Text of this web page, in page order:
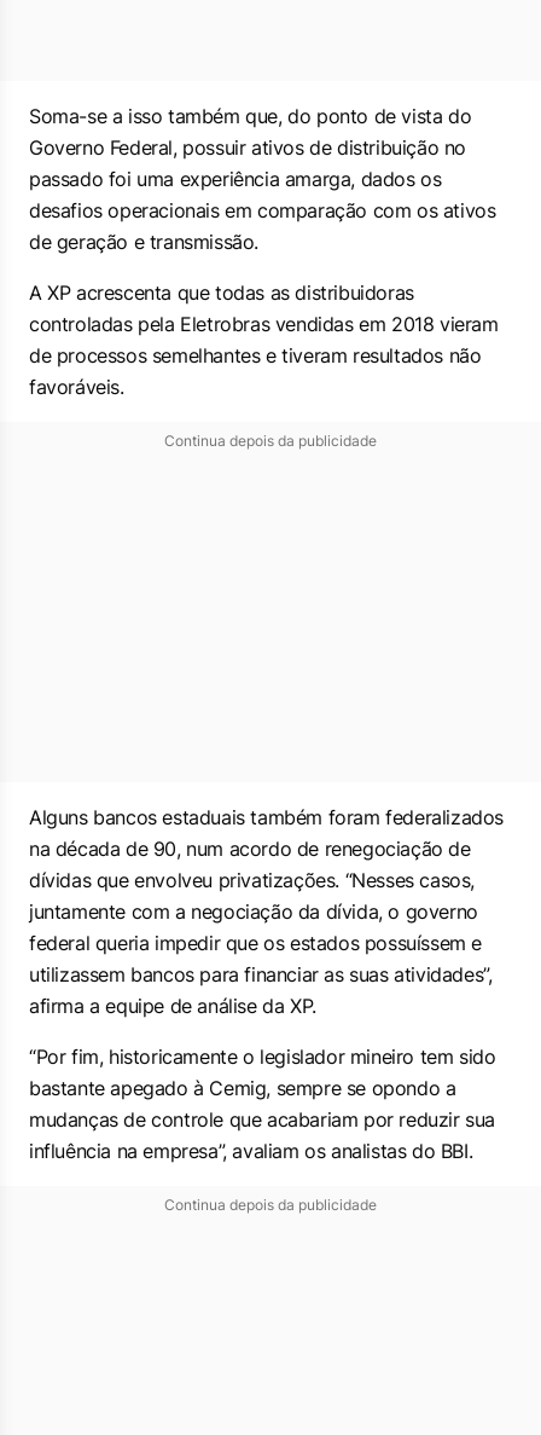
Soma-se a isso também que, do ponto de vista do
Governo Federal, possuir ativos de distribuição no
passado foi uma experiência amarga, dados os
desafios operacionais em comparação com os ativos
de geração e transmissão.
A XP acrescenta que todas as distribuidoras
controladas pela Eletrobras vendidas em 2018 vieram
de processos semelhantes e tiveram resultados não
favoráveis.
Continua depois da publicidade
Alguns bancos estaduais também foram federalizados
na década de 90, num acordo de renegociação de
dívidas que envolveu privatizações. “Nesses casos,
juntamente com a negociação da dívida, o governo
federal queria impedir que os estados possuíssem e
utilizassem bancos para financiar as suas atividades”,
afirma a equipe de análise da XP.
“Por fim, historicamente o legislador mineiro tem sido
bastante apegado à Cemig, sempre se opondo a
mudanças de controle que acabariam por reduzir sua
influência na empresa”, avaliam os analistas do BBI.
Continua depois da publicidade